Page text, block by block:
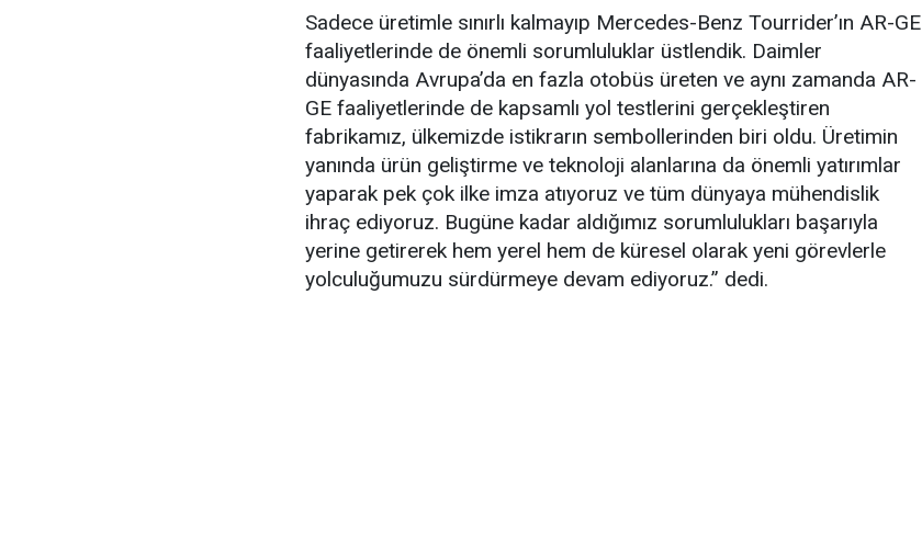
Sadece üretimle sınırlı kalmayıp Mercedes-Benz Tourrider’ın AR-GE
faaliyetlerinde de önemli sorumluluklar üstlendik. Daimler
dünyasında Avrupa’da en fazla otobüs üreten ve aynı zamanda AR-
GE faaliyetlerinde de kapsamlı yol testlerini gerçekleştiren
fabrikamız, ülkemizde istikrarın sembollerinden biri oldu. Üretimin
yanında ürün geliştirme ve teknoloji alanlarına da önemli yatırımlar
yaparak pek çok ilke imza atıyoruz ve tüm dünyaya mühendislik
ihraç ediyoruz. Bugüne kadar aldığımız sorumlulukları başarıyla
yerine getirerek hem yerel hem de küresel olarak yeni görevlerle
yolculuğumuzu sürdürmeye devam ediyoruz.” dedi.